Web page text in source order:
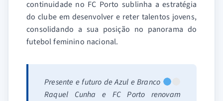
continuidade no FC Porto sublinha a estratégia
do clube em desenvolver e reter talentos jovens,
consolidando a sua posição no panorama do
futebol feminino nacional.
Presente e futuro de Azul e Branco
Raquel Cunha e FC Porto renovam